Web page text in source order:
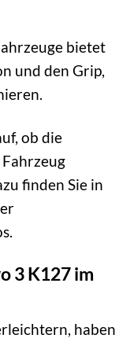
bietet
und den Grip,
ob die
finden Sie in
3 K127 im
haben